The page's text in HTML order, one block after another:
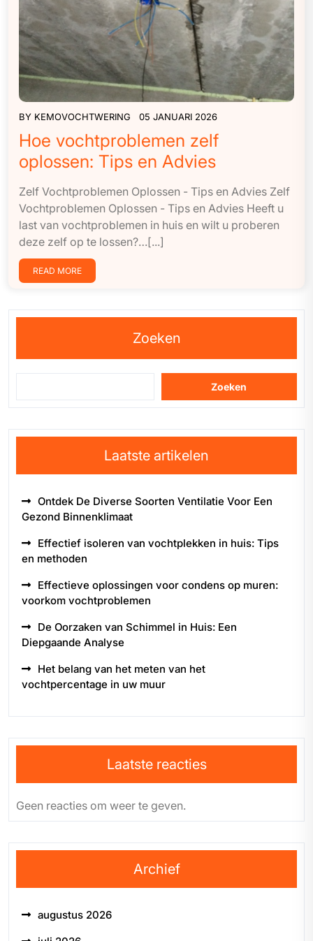
BY KEMOVOCHTWERING 05 JANUARI 2026
Hoe vochtproblemen zelf
oplossen: Tips en Advies
Zelf Vochtproblemen Oplossen - Tips en Advies Zelf
Vochtproblemen Oplossen - Tips en Advies Heeft u
last van vochtproblemen in huis en wilt u proberen
deze zelf op te lossen?…[...]
READ MORE
Zoeken
Zoeken
Laatste artikelen
Ontdek De Diverse Soorten Ventilatie Voor Een
Gezond Binnenklimaat
Effectief isoleren van vochtplekken in huis: Tips
en methoden
Effectieve oplossingen voor condens op muren:
voorkom vochtproblemen
De Oorzaken van Schimmel in Huis: Een
Diepgaande Analyse
Het belang van het meten van het
vochtpercentage in uw muur
Laatste reacties
Geen reacties om weer te geven.
Archief
augustus 2026